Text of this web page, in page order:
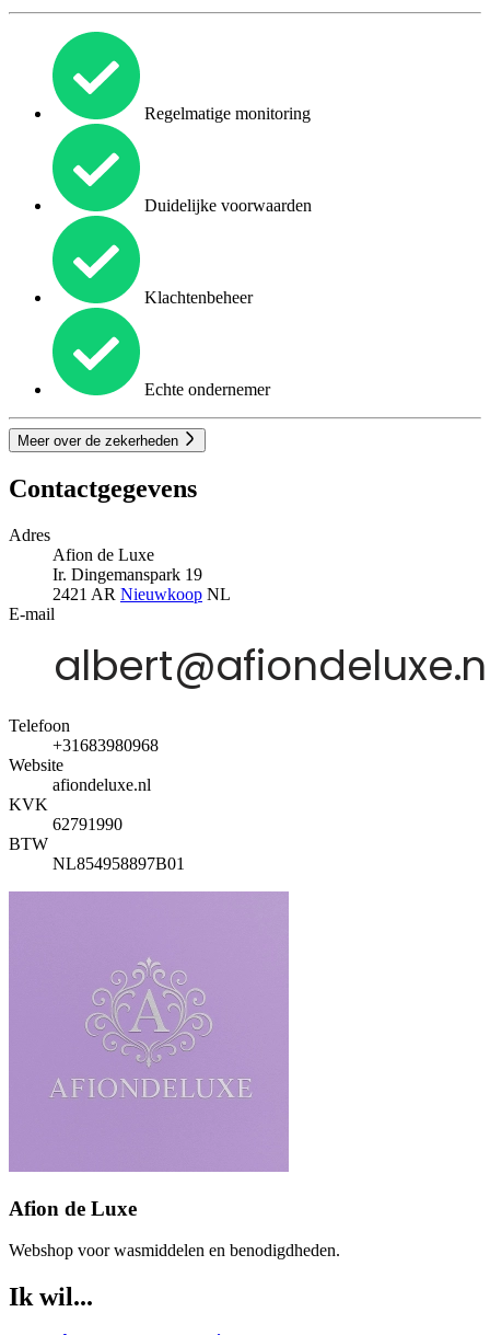
Regelmatige monitoring
Duidelijke voorwaarden
Klachtenbeheer
Echte ondernemer
Meer over de zekerheden
Contactgegevens
Adres
Afion de Luxe
Ir. Dingemanspark 19
2421 AR Nieuwkoop NL
E-mail
Telefoon
+31683980968
Website
afiondeluxe.nl
KVK
62791990
BTW
NL854958897B01
Afion de Luxe
Webshop voor wasmiddelen en benodigdheden.
Ik wil...